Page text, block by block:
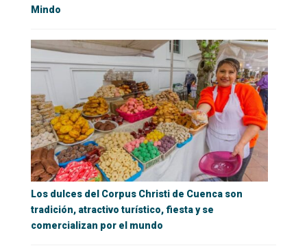
Mindo
Los dulces del Corpus Christi de Cuenca son
tradición, atractivo turístico, fiesta y se
comercializan por el mundo